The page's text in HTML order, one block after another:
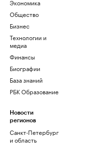
Экономика
Общество
Бизнес
Технологии и
медиа
Финансы
Биографии
База знаний
РБК Образование
Новости
регионов
Санкт-Петербург
и область